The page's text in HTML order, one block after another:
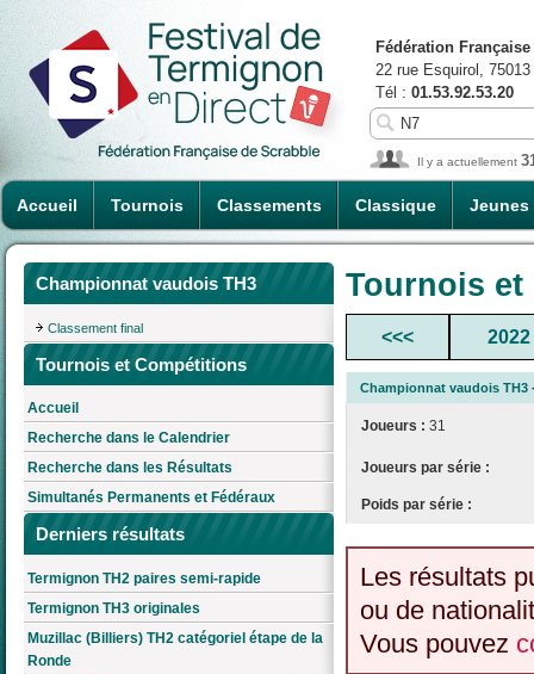
Accueil Tournois Classements Classique Jeunes
Fédération
22 rue Esquirol,
Tél : 01.53.92.53.20
Il y a actuellement
Championnat vaudois TH3
Classement final
Tournois et Compétitions
Accueil
Recherche dans le Calendrier
Recherche dans les Résultats
Simultanés Permanents et Fédéraux
Derniers résultats
Termignon TH2 paires semi-rapide
Termignon TH3 originales
Muzillac (Billiers) TH2 catégoriel étape de la
Ronde
Tournois
<<< 2022
Championnat vaudois TH3
Joueurs : 31
Joueurs par série :
Poids par série :
Les résultats
ou de
Vous pouvez